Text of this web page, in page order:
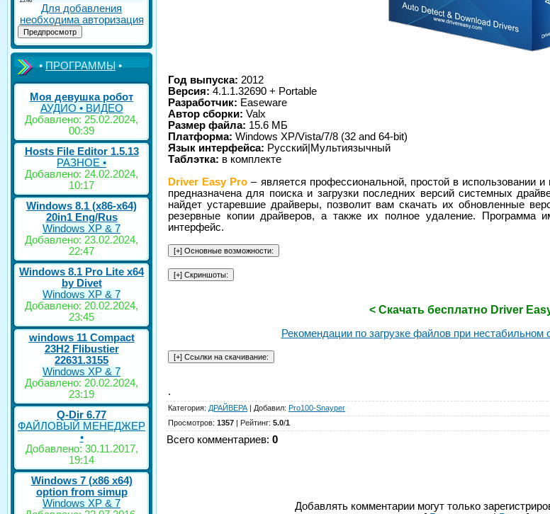
Для добавления
необходима авторизация
•ПРОГРАММЫ•
Моя девушка робот
АУДИО • ВИДЕО
Добавлено: 25.02.2024,
00:39
Hosts File Editor 1.5.13
РАЗНОЕ •
Добавлено: 24.02.2024,
10:17
Windows 8.1 (x86-x64)
20in1 Eng/Rus
Windows XP & 7
Добавлено: 23.02.2024,
22:47
Windows 8.1 Pro Lite x64
by Divet
Windows XP & 7
Добавлено: 20.02.2024,
23:45
windows 11 Compact
23H2 Flibustier
22631.3155
Windows XP & 7
Добавлено: 20.02.2024,
23:19
Q-Dir 6.77
ФАЙЛОВЫЙ МЕНЕДЖЕР
•
Добавлено: 30.11.2017,
19:14
Windows 7 (x86 x64)
option from simup
Windows XP & 7
Год выпуска: 2012
Версия: 4.1.1.32690 + Portable
Разработчик: Easeware
Автор сборки: Valx
Размер файла: 15.6 МБ
Платформа: Windows XP/Vista/7/8 (32 and 64-bit)
Язык интерфейса: Русский|Мультиязычный
Таблэтка: в комплекте
Driver Easy Pro – является профессиональной, простой в использовании
предназначена для поиска и загрузки последних версий системных
найдет устаревшие драйверы, позволит вам скачать их обновленные
резервные копии драйверов, а также их полное удаление. Программа
интерфейс.
< Скачать бесплатно Driver
Рекомендации по загрузке файлов при нестабильном
.
Категория: ДРАЙВЕРА | Добавил: Pro100-Snayper
Просмотров: 1357 | Рейтинг: 5.0/1
Всего комментариев: 0
Добавлять комментарии могут только